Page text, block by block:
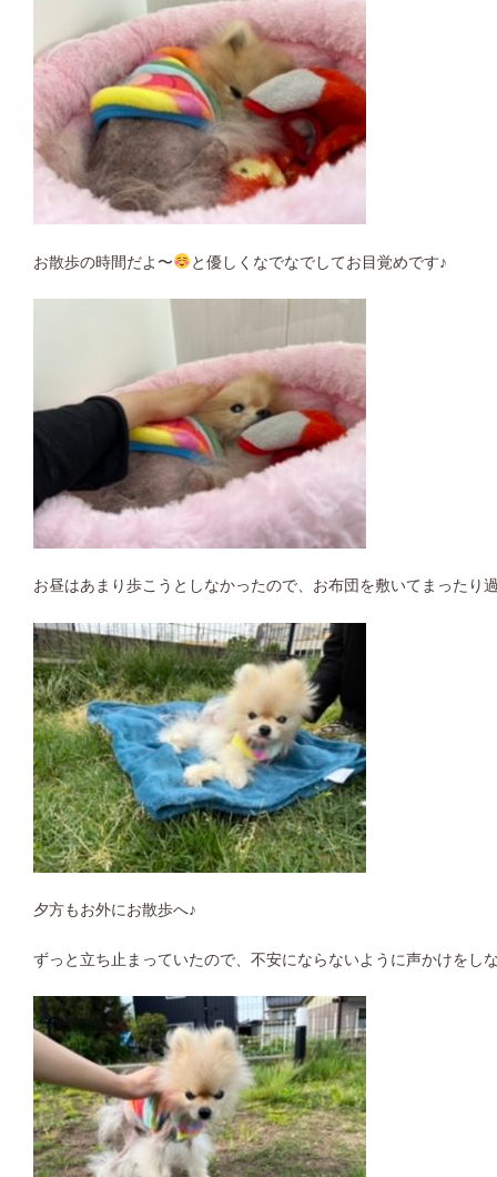
お散歩の時間だよ〜 と優しくなでなでしてお目覚めです♪
お昼はあまり歩こうとしなかったので、お布団を敷いてまったり
夕方もお外にお散歩へ♪
ずっと立ち止まっていたので、不安にならないように声かけをし